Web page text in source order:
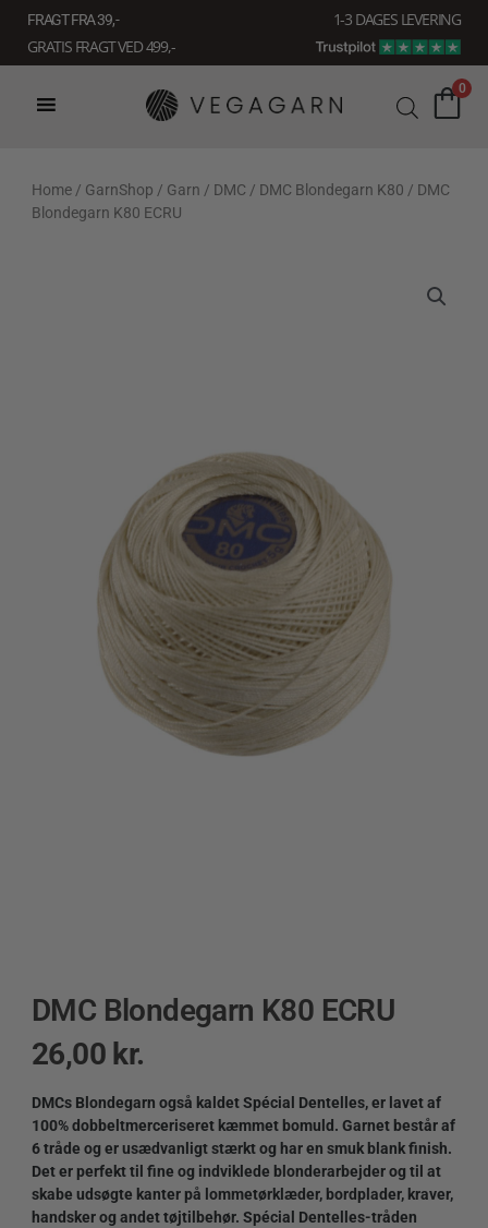
indholdet
FRAGT FRA 39, -
1-3 DAGES LEVERING
GRATIS FRAGT VED 499,-
0
Home / GarnShop / Garn / DMC / DMC Blondegarn K80 / DMC
Blondegarn K80 ECRU
DMC Blondegarn K80 ECRU
26,00 kr.
DMCs Blondegarn også kaldet Spécial Dentelles, er lavet af
100% dobbeltmerceriseret kæmmet bomuld. Garnet består af
6 tråde og er usædvanligt stærkt og har en smuk blank finish.
Det er perfekt til fine og indviklede blonderarbejder og til at
skabe udsøgte kanter på lommetørklæder, bordplader, kraver,
handsker og andet tøjtilbehør. Spécial Dentelles-tråden